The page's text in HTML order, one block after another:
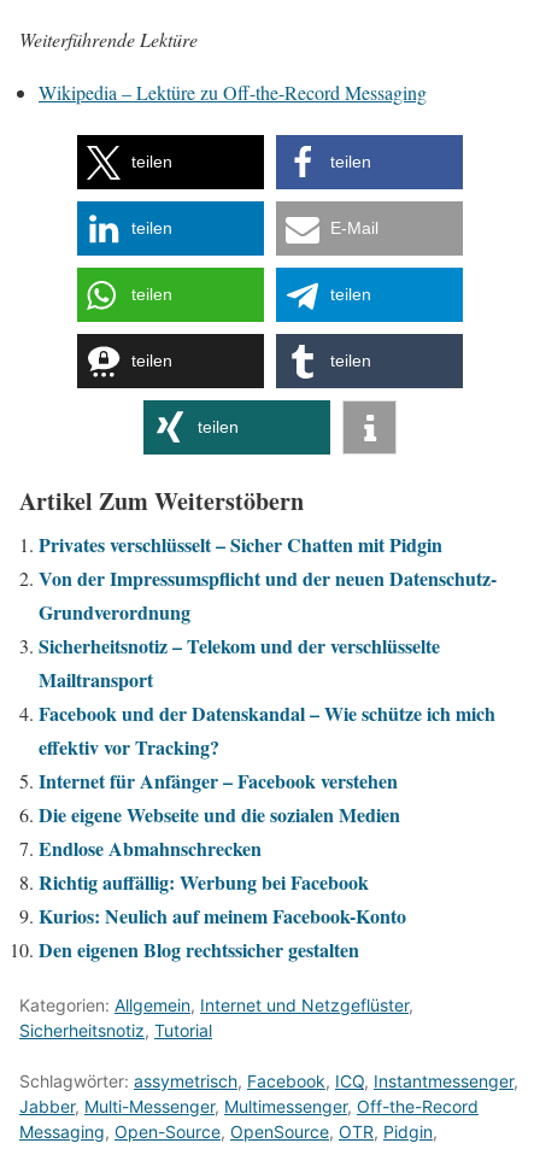
Weiterführende Lektüre
Wikipedia – Lektüre zu Off-the-Record Messaging
teilen teilen
teilen E-Mail
teilen teilen
teilen teilen
teilen
Artikel Zum Weiterstöbern
Privates verschlüsselt – Sicher Chatten mit Pidgin
Von der Impressumspflicht und der neuen Datenschutz-
Grundverordnung
Sicherheitsnotiz – Telekom und der verschlüsselte
Mailtransport
Facebook und der Datenskandal – Wie schütze ich mich
effektiv vor Tracking?
Internet für Anfänger – Facebook verstehen
Die eigene Webseite und die sozialen Medien
Endlose Abmahnschrecken
Richtig auffällig: Werbung bei Facebook
Kurios: Neulich auf meinem Facebook-Konto
Den eigenen Blog rechtssicher gestalten
Kategorien: Allgemein, Internet und Netzgeflüster,
Sicherheitsnotiz, Tutorial
Schlagwörter: assymetrisch, Facebook, ICQ, Instantmessenger,
Jabber, Multi-Messenger, Multimessenger, Off-the-Record
Messaging, Open-Source, OpenSource, OTR, Pidgin,